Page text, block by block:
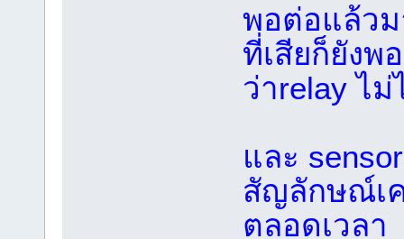
พอต่อแล้ว
ที่เสียก็ยังพ
ว่าrelay ไม่
และ
สัญลักษณ์เ
ตลอดเวลา